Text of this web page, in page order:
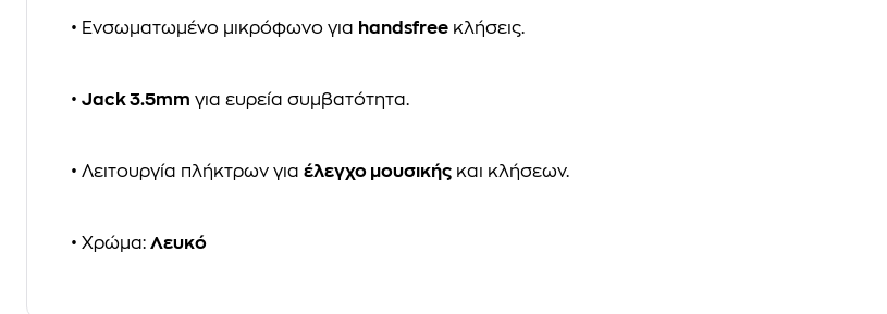
• Ενσωματωμένο μικρόφωνο για handsfree κλήσεις.
• Jack 3.5mm για ευρεία συμβατότητα.
• Λειτουργία πλήκτρων για έλεγχο μουσικής και κλήσεων.
• Χρώμα: Λευκό